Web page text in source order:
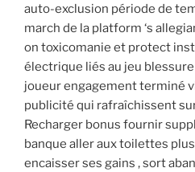
auto-exclusion période de
march de la platform ‘s
on toxicomanie et protect
électrique liés au jeu
joueur engagement terminé
publicité qui rafraîchissent
Recharger bonus fournir
banque aller aux toilettes
encaisser ses gains , sort